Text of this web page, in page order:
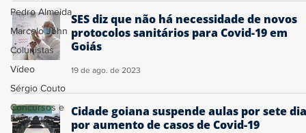
Pedro Almeida
Marcelo John
Colunistas
Vídeo
Sérgio Couto
Concursos e
Empregos
SES diz que não há necessidade de novos
protocolos sanitários para Covid-19 em
Goiás
19 de ago. de 2023
Cidade goiana suspende aulas por sete
por aumento de casos de Covid-19